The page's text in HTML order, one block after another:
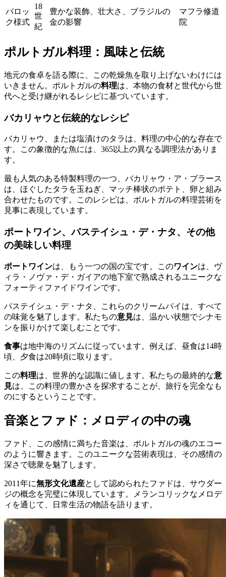
バロッ
ク様式
18
世
紀
豊かな装飾、壮大さ、ブラジルの
金の影響
マフラ修道
院
ポルトガル料理：風味と伝統
地元の食卓を語る際に、この乾燥魚を取り上げないわけには
いきません。ポルトガルの料理は、本物の食材と世代から世
代へと受け継がれるレシピに基づいています。
バカリャウと伝統的なレシピ
バカリャウ、または塩漬けのタラは、料理の中心的な存在で
す。この象徴的な魚には、365以上の異なる調理法がありま
す。
最も人気のある特製料理の一つ、バカリャウ・ア・ブラース
は、ほぐしたタラを玉ねぎ、マッチ棒状のポテト、卵と組み
合わせたものです。このレシピは、ポルトガルの料理芸術を
見事に表現しています。
ポートワイン、パステイシュ・デ・ナタ、その他
の美味しい料理
ポートワインは、もう一つの国の宝です。このワインは、ヴ
ィラ・ノヴァ・デ・ガイアの地下室で熟成されるユニークな
フォーティファイドワインです。
パステイシュ・デ・ナタ、これらのクリームパイは、すべて
の味覚を魅了します。私たちの意見は、温かい状態でシナモ
ンを振りかけて楽しむことです。
食事は地中海のリズムに従っています。例えば、昼食は14時
頃、夕食は20時頃に取ります。
この料理は、世界的な認識に値します。私たちの最終的な意
見は、この料理の豊かさを探求することが、旅行を完全なも
のにするということです。
音楽とファド：メロディの中の魂
ファド、この感情に満ちた音楽は、ポルトガルの魂のエコー
のように響きます。このユニークな芸術表現は、その感情の
深さで聴衆を魅了します。
2011年に無形文化遺産として認められたファドは、サウダー
ジの概念を完璧に体現しています。メランコリックなメロデ
ィを通じて、日常生活の物語を語ります。